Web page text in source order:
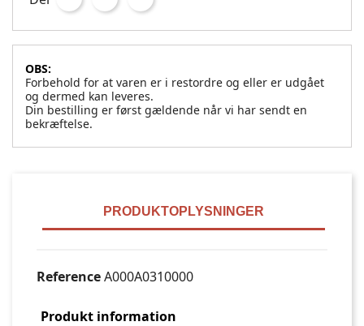
OBS:
Forbehold for at varen er i restordre og eller er udgået
og dermed kan leveres.
Din bestilling er først gældende når vi har sendt en
bekræftelse.
PRODUKTOPLYSNINGER
ReferenceA000A0310000
Produkt information